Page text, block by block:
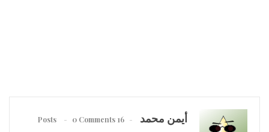
أيمن محمد 16 Posts
0 Comments